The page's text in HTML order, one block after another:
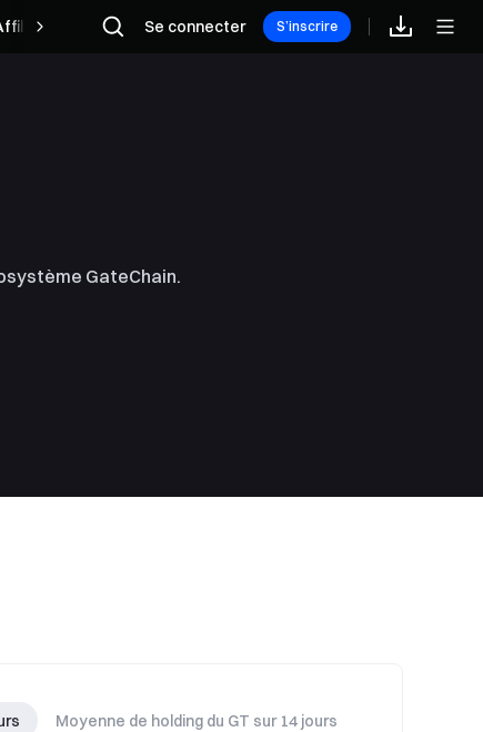
Se connecter S’inscrire
GateChain.
Moyenne de holding du GT sur 14 jours